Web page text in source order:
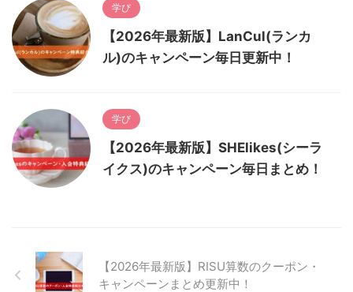
学び
【2026年最新版】LanCul(ランカ
ル)のキャンペーン毎日更新中！
学び
【2026年最新版】SHElikes(シーラ
イクス)のキャンペーン毎日まとめ！
【2026年最新版】RISU算数のクーポン・
キャンペーンまとめ更新中！